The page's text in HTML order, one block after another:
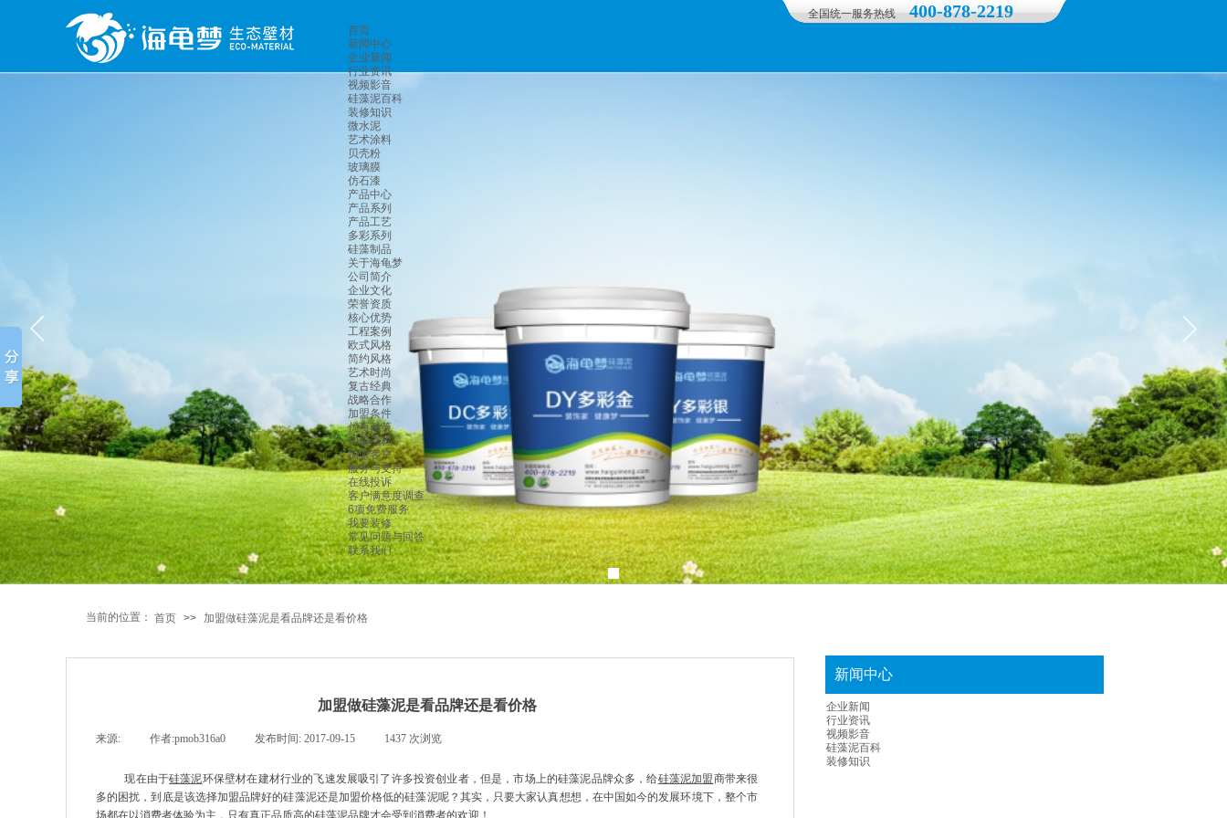
全国统一服务热线 400-878-2219
首页
新闻中心
企业新闻
行业资讯
视频影音
硅藻泥百科
装修知识
微水泥
艺术涂料
贝壳粉
玻璃膜
仿石漆
产品中心
产品系列
产品工艺
多彩系列
硅藻制品
关于海龟梦
公司简介
企业文化
荣誉资质
核心优势
工程案例
欧式风格
简约风格
艺术时尚
复古经典
战略合作
加盟条件
优惠政策
加盟流程
加盟客户
服务与支持
在线投诉
客户满意度调查
6项免费服务
我要装修
常见问题与回答
联系我们
当前的位置： 首页 >> 加盟做硅藻泥是看品牌还是看价格
新闻中心
加盟做硅藻泥是看品牌还是看价格
来源: 作者:pmob316a0 发布时间: 2017-09-15 1437 次浏览
现在由于硅藻泥环保壁材在建材行业的飞速发展吸引了许多投资创业者，但是，市场上的硅藻泥品牌众多，给硅藻泥加盟商带来很
多的困扰，到底是该选择加盟品牌好的硅藻泥还是加盟价格低的硅藻泥呢？其实，只要大家认真想想，在中国如今的发展环境下，整个市
场都在以消费者体验为主，只有真正品质高的硅藻泥品牌才会受到消费者的欢迎！
企业新闻
行业资讯
视频影音
硅藻泥百科
装修知识